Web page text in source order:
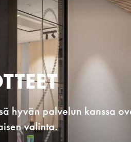
hyvän palvelun kanssa
valinta.